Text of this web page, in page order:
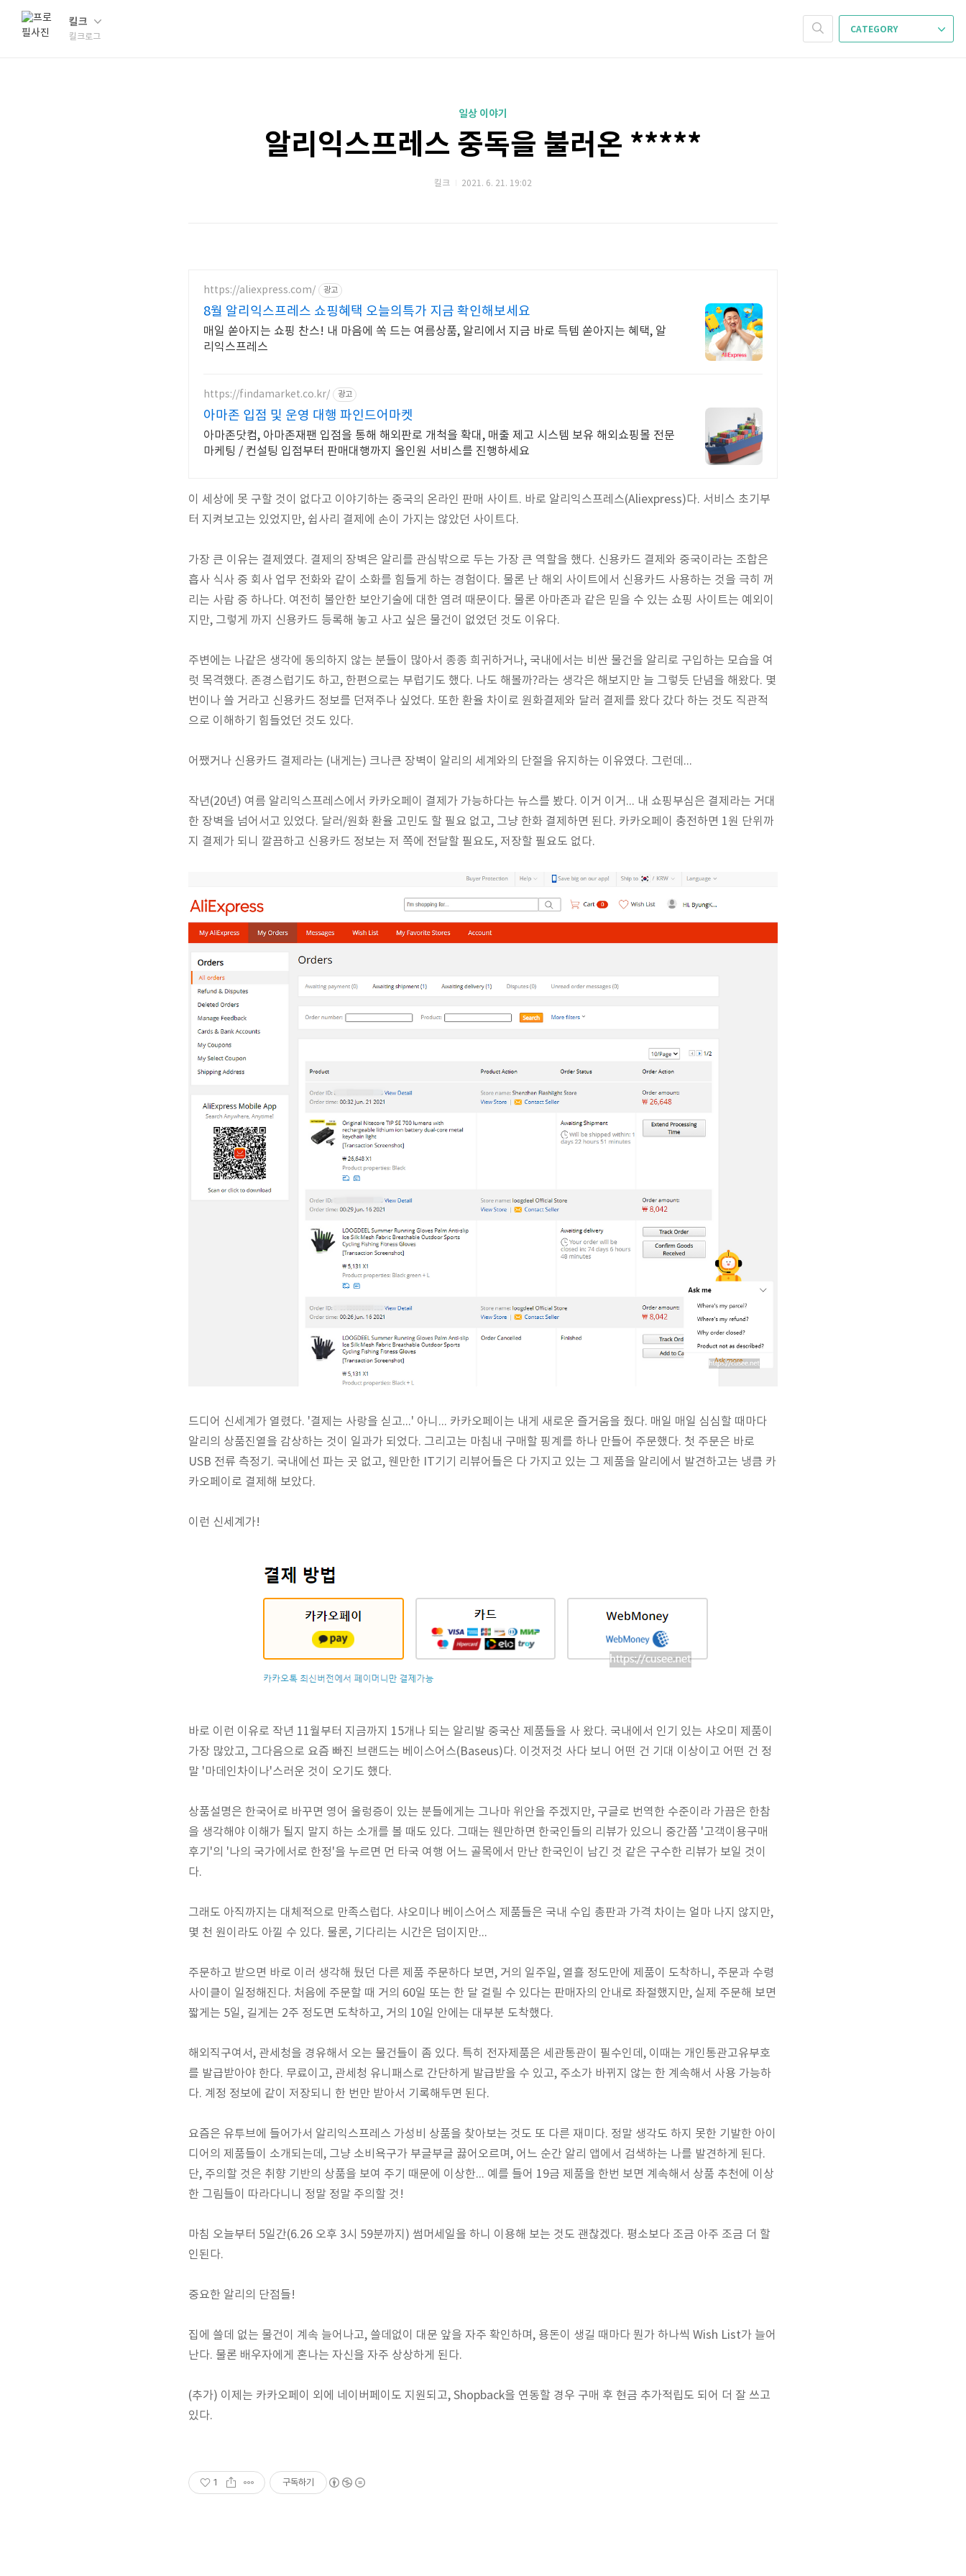
킬크
킬크로그
CATEGORY
일상 이야기
알리익스프레스 중독을 불러온 *****
킬크 2021. 6. 21. 19:02
https://aliexpress.com/ 광고
8월 알리익스프레스 쇼핑혜택 오늘의특가 지금 확인해보세요
매일 쏟아지는 쇼핑 찬스! 내 마음에 쏙 드는 여름상품, 알리에서 지금 바로 득템 쏟아지는 혜택, 알
리익스프레스
https://findamarket.co.kr/ 광고
아마존 입점 및 운영 대행 파인드어마켓
아마존닷컴, 아마존재팬 입점을 통해 해외판로 개척을 확대, 매출 제고 시스템 보유 해외쇼핑몰 전문
마케팅 / 컨설팅 입점부터 판매대행까지 올인원 서비스를 진행하세요
이 세상에 못 구할 것이 없다고 이야기하는 중국의 온라인 판매 사이트. 바로 알리익스프레스(Aliexpress)다. 서비스 초기부
터 지켜보고는 있었지만, 쉽사리 결제에 손이 가지는 않았던 사이트다.
가장 큰 이유는 결제였다. 결제의 장벽은 알리를 관심밖으로 두는 가장 큰 역할을 했다. 신용카드 결제와 중국이라는 조합은
흡사 식사 중 회사 업무 전화와 같이 소화를 힘들게 하는 경험이다. 물론 난 해외 사이트에서 신용카드 사용하는 것을 극히 꺼
리는 사람 중 하나다. 여전히 불안한 보안기술에 대한 염려 때문이다. 물론 아마존과 같은 믿을 수 있는 쇼핑 사이트는 예외이
지만, 그렇게 까지 신용카드 등록해 놓고 사고 싶은 물건이 없었던 것도 이유다.
주변에는 나같은 생각에 동의하지 않는 분들이 많아서 종종 희귀하거나, 국내에서는 비싼 물건을 알리로 구입하는 모습을 여
럿 목격했다. 존경스럽기도 하고, 한편으로는 부럽기도 했다. 나도 해볼까?라는 생각은 해보지만 늘 그렇듯 단념을 해왔다. 몇
번이나 쓸 거라고 신용카드 정보를 던져주나 싶었다. 또한 환율 차이로 원화결제와 달러 결제를 왔다 갔다 하는 것도 직관적
으로 이해하기 힘들었던 것도 있다.
어쨌거나 신용카드 결제라는 (내게는) 크나큰 장벽이 알리의 세계와의 단절을 유지하는 이유였다. 그런데...
작년(20년) 여름 알리익스프레스에서 카카오페이 결제가 가능하다는 뉴스를 봤다. 이거 이거... 내 쇼핑부심은 결제라는 거대
한 장벽을 넘어서고 있었다. 달러/원화 환율 고민도 할 필요 없고, 그냥 한화 결제하면 된다. 카카오페이 충전하면 1원 단위까
지 결제가 되니 깔끔하고 신용카드 정보는 저 쪽에 전달할 필요도, 저장할 필요도 없다.
드디어 신세계가 열렸다. '결제는 사랑을 싣고...' 아니... 카카오페이는 내게 새로운 즐거움을 줬다. 매일 매일 심심할 때마다
알리의 상품진열을 감상하는 것이 일과가 되었다. 그리고는 마침내 구매할 핑계를 하나 만들어 주문했다. 첫 주문은 바로
USB 전류 측정기. 국내에선 파는 곳 없고, 웬만한 IT기기 리뷰어들은 다 가지고 있는 그 제품을 알리에서 발견하고는 냉큼 카
카오페이로 결제해 보았다.
이런 신세계가!
바로 이런 이유로 작년 11월부터 지금까지 15개나 되는 알리발 중국산 제품들을 사 왔다. 국내에서 인기 있는 샤오미 제품이
가장 많았고, 그다음으로 요즘 빠진 브랜드는 베이스어스(Baseus)다. 이것저것 사다 보니 어떤 건 기대 이상이고 어떤 건 정
말 '마데인차이나'스러운 것이 오기도 했다.
상품설명은 한국어로 바꾸면 영어 울렁증이 있는 분들에게는 그나마 위안을 주겠지만, 구글로 번역한 수준이라 가끔은 한참
을 생각해야 이해가 될지 말지 하는 소개를 볼 때도 있다. 그때는 웬만하면 한국인들의 리뷰가 있으니 중간쯤 '고객이용구매
후기'의 '나의 국가에서로 한정'을 누르면 먼 타국 여행 어느 골목에서 만난 한국인이 남긴 것 같은 구수한 리뷰가 보일 것이
다.
그래도 아직까지는 대체적으로 만족스럽다. 샤오미나 베이스어스 제품들은 국내 수입 총판과 가격 차이는 얼마 나지 않지만,
몇 천 원이라도 아낄 수 있다. 물론, 기다리는 시간은 덤이지만...
주문하고 받으면 바로 이러 생각해 뒀던 다른 제품 주문하다 보면, 거의 일주일, 열흘 정도만에 제품이 도착하니, 주문과 수령
사이클이 일정해진다. 처음에 주문할 때 거의 60일 또는 한 달 걸릴 수 있다는 판매자의 안내로 좌절했지만, 실제 주문해 보면
짧게는 5일, 길게는 2주 정도면 도착하고, 거의 10일 안에는 대부분 도착했다.
해외직구여서, 관세청을 경유해서 오는 물건들이 좀 있다. 특히 전자제품은 세관통관이 필수인데, 이때는 개인통관고유부호
를 발급받아야 한다. 무료이고, 관세청 유니패스로 간단하게 발급받을 수 있고, 주소가 바뀌지 않는 한 계속해서 사용 가능하
다. 계정 정보에 같이 저장되니 한 번만 받아서 기록해두면 된다.
요즘은 유투브에 들어가서 알리익스프레스 가성비 상품을 찾아보는 것도 또 다른 재미다. 정말 생각도 하지 못한 기발한 아이
디어의 제품들이 소개되는데, 그냥 소비욕구가 부글부글 끓어오르며, 어느 순간 알리 앱에서 검색하는 나를 발견하게 된다.
단, 주의할 것은 취향 기반의 상품을 보여 주기 때문에 이상한... 예를 들어 19금 제품을 한번 보면 계속해서 상품 추천에 이상
한 그림들이 따라다니니 정말 정말 주의할 것!
마침 오늘부터 5일간(6.26 오후 3시 59분까지) 썸머세일을 하니 이용해 보는 것도 괜찮겠다. 평소보다 조금 아주 조금 더 할
인된다.
중요한 알리의 단점들!
집에 쓸데 없는 물건이 계속 늘어나고, 쓸데없이 대문 앞을 자주 확인하며, 용돈이 생길 때마다 뭔가 하나씩 Wish List가 늘어
난다. 물론 배우자에게 혼나는 자신을 자주 상상하게 된다.
(추가) 이제는 카카오페이 외에 네이버페이도 지원되고, Shopback을 연동할 경우 구매 후 현금 추가적립도 되어 더 잘 쓰고
있다.
1 구독하기